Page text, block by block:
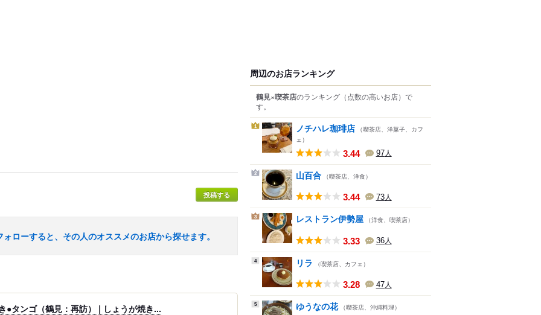
投稿する
ローすると、その人のオススメのお店から探せます。
●タンゴ（鶴見：再訪） | しょうが焼き...
周辺のお店ランキング
鶴見×喫茶店のランキング （点数の高いお店） で
す。
1 ノチハレ珈琲店 （喫茶店、洋菓子、カフ
ェ）
3.44 97人
2 山百合 （喫茶店、洋食）
3.44 73人
3 レストラン伊勢屋 （洋食、喫茶店）
3.33 36人
4 リラ （喫茶店、カフェ）
3.28 47人
5 ゆうなの花 （喫茶店、沖縄料理）